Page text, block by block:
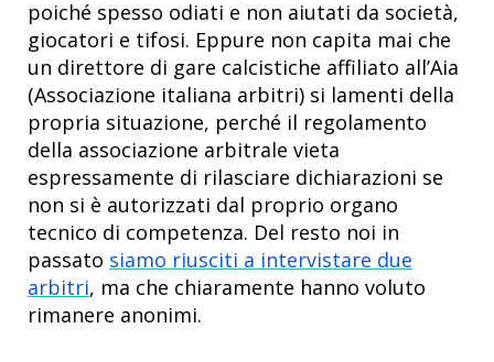
poiché spesso odiati e non aiutati da società,
giocatori e tifosi. Eppure non capita mai che
un direttore di gare calcistiche affiliato all’Aia
(Associazione italiana arbitri) si lamenti della
propria situazione, perché il regolamento
della associazione arbitrale vieta
espressamente di rilasciare dichiarazioni se
non si è autorizzati dal proprio organo
tecnico di competenza. Del resto noi in
passato siamo riusciti a intervistare due
arbitri, ma che chiaramente hanno voluto
rimanere anonimi.